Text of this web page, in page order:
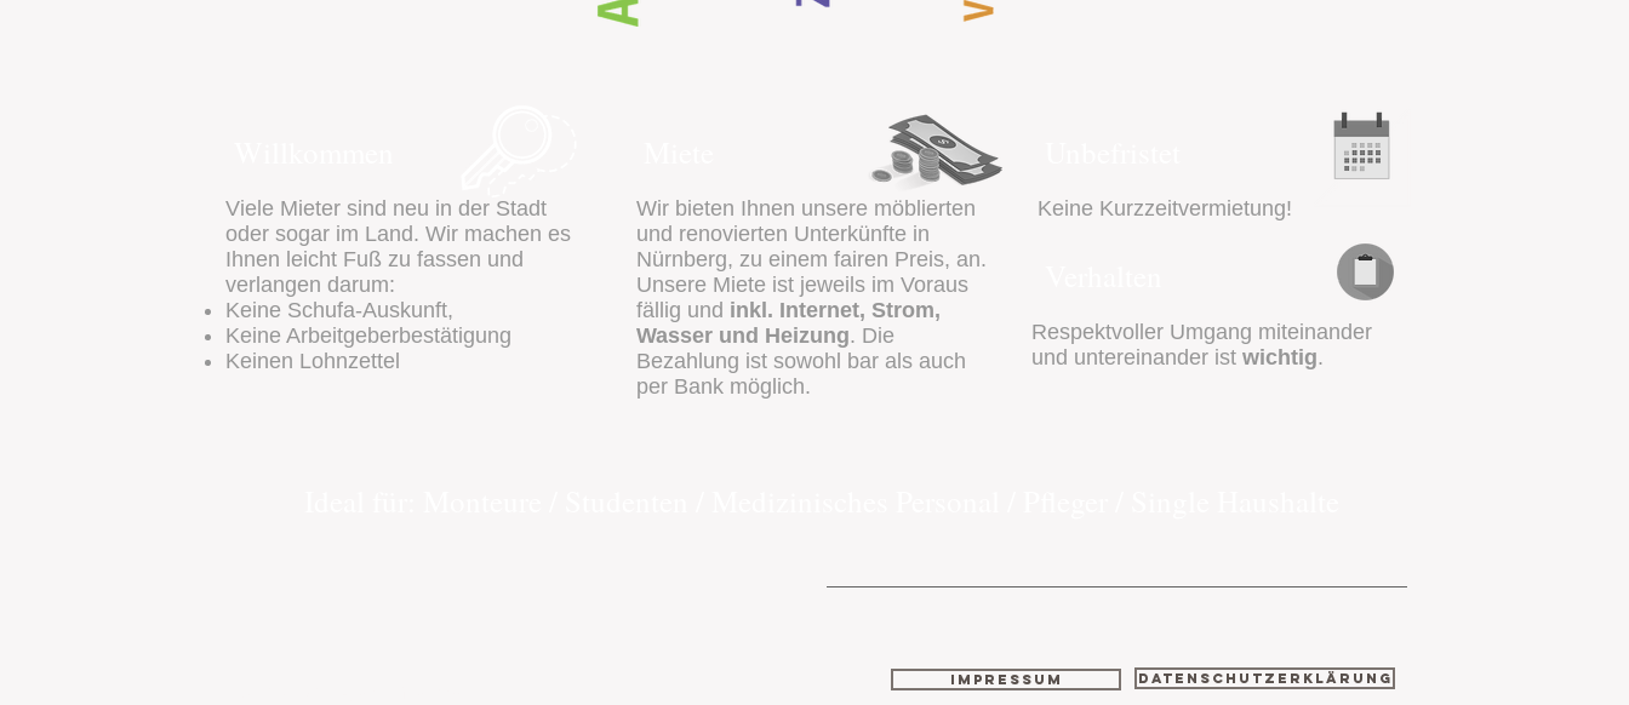
Viele Mieter sind neu in der Stadt
oder sogar im Land. Wir machen es
Ihnen leicht Fuß zu fassen und
verlangen darum:
Keine Schufa-Auskunft,
Keine Arbeitgeberbestätigung
Keinen Lohnzettel
Wir bieten Ihnen unsere möblierten
und renovierten Unterkünfte in
Nürnberg, zu einem fairen Preis, an.
Unsere Miete ist jeweils im Voraus
fällig und inkl. Internet, Strom,
Wasser und Heizung. Die
Bezahlung ist sowohl bar als auch
per Bank möglich.
Keine Kurzzeitvermietung!
Respektvoller Umgang miteinander
und untereinander ist wichtig.
Datenschutzerklärung
IMPRESSUM